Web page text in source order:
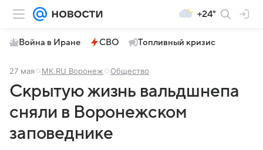
+24°
Война в Иране СВО Топливный кризис
27 мая МК.RU Воронеж Общество
Скрытую жизнь вальдшнепа
сняли в Воронежском
заповеднике